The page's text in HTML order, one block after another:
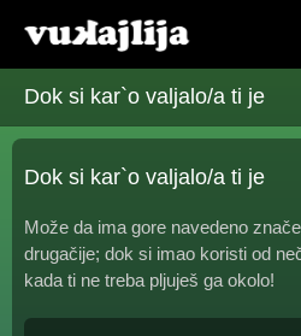
Dok si kar`o valjalo/a ti je
Dok si kar`o valjalo/a ti je
Može da ima gore navedeno
drugačije; dok si imao koristi od
kada ti ne treba pljuješ ga okolo!